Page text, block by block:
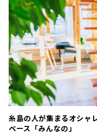
糸島の人が集まるオシャ
ペース「みんなの」